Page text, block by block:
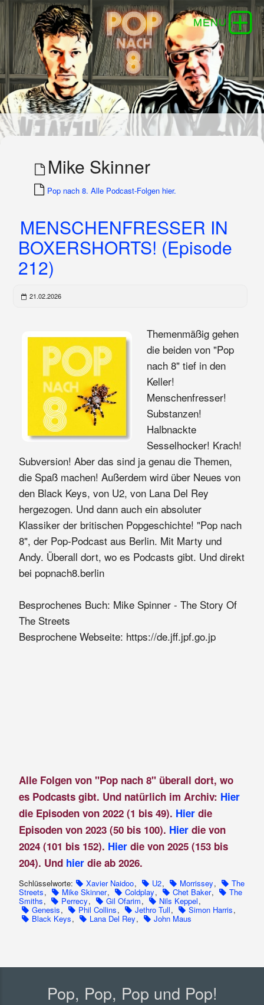
Mike Skinner
Pop nach 8. Alle Podcast-Folgen hier.
MENSCHENFRESSER IN
BOXERSHORTS! (Episode
212)
21.02.2026
Themenmäßig gehen
die beiden von "Pop
nach 8" tief in den
Keller!
Menschenfresser!
Substanzen!
Halbnackte
Sesselhocker! Krach!
Subversion! Aber das sind ja genau die Themen,
die Spaß machen! Außerdem wird über Neues von
den Black Keys, von U2, von Lana Del Rey
hergezogen. Und dann auch ein absoluter
Klassiker der britischen Popgeschichte! "Pop nach
8", der Pop-Podcast aus Berlin. Mit Marty und
Andy. Überall dort, wo es Podcasts gibt. Und direkt
bei popnach8.berlin
Besprochenes Buch: Mike Spinner - The Story Of
The Streets
Besprochene Webseite: https://de.jff.jpf.go.jp
Alle Folgen von "Pop nach 8" überall dort, wo
es Podcasts gibt. Und natürlich im Archiv: Hier
die Episoden von 2022 (1 bis 49). Hierdie
Episoden von 2023 (50 bis 100). Hier die von
2024 (101 bis 152). Hier die von 2025 (153 bis
204). Und hier die ab 2026.
Schlüsselworte: Xavier Naidoo, U2, Morrissey, The
Streets, Mike Skinner, Coldplay, Chet Baker, The
Smiths, Perrecy, Gil Ofarim, Nils Keppel,
Genesis, Phil Collins, Jethro Tull, Simon Harris,
Black Keys, Lana Del Rey, John Maus
Pop, Pop, Pop und Pop!